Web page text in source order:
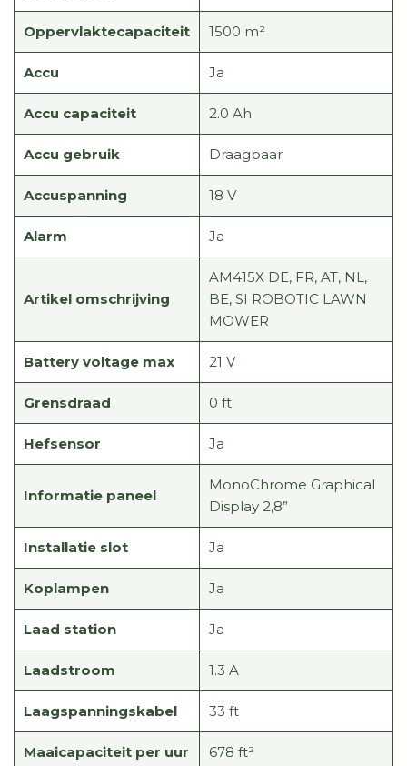
Oppervlaktecapaciteit 1500 m²
Accu Ja
Accu capaciteit 2.0 Ah
Accu gebruik Draagbaar
Accuspanning 18 V
Alarm Ja
Artikel omschrijving
AM415X DE, FR, AT, NL,
BE, SI ROBOTIC LAWN
MOWER
Battery voltage max 21 V
Grensdraad 0 ft
Hefsensor Ja
Informatie paneel
MonoChrome Graphical
Display 2,8”
Installatie slot Ja
Koplampen Ja
Laad station Ja
Laadstroom 1.3 A
Laagspanningskabel 33 ft
Maaicapaciteit per uur 678 ft²